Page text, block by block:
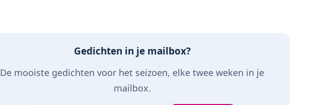
Gedichten in je mailbox?
De mooiste gedichten voor het seizoen, elke twee weken in je
mailbox.